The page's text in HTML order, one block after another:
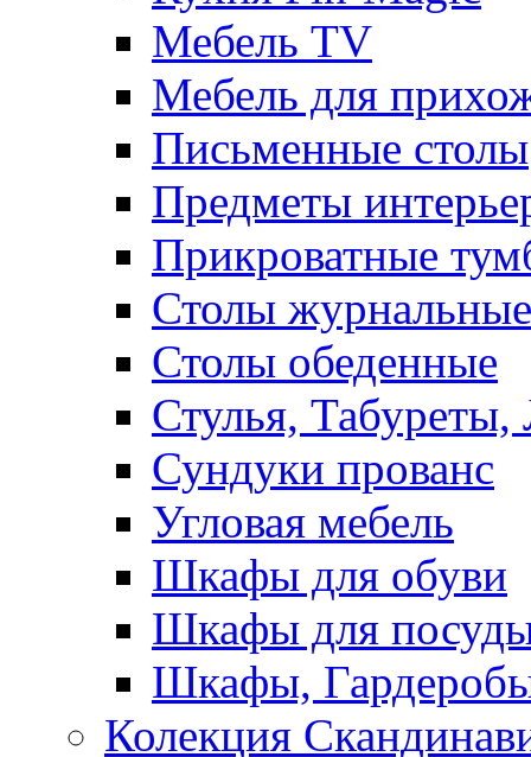
Мебель TV
Мебель для
Письменные столы
Предметы
Прикроватные
Столы журнальные
Столы обеденные
Стулья, Табуреты,
Сундуки прованс
Угловая мебель
Шкафы для обуви
Шкафы для
Шкафы,
Колекция